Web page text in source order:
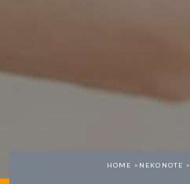
HOME > NEKONOTE >